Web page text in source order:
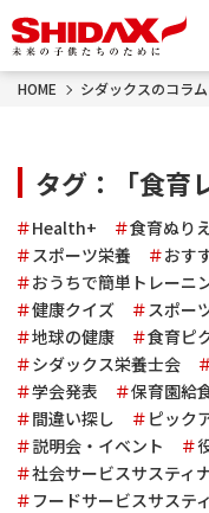
HOME シダックスのコラム
タグ：「食育
Health+ 食育ぬり
スポーツ栄養
おす
おうちで簡単トレーニ
健康クイズ
スポー
地球の健康
食育ピ
シダックス栄養士会
学会発表
保育園給
間違い探し
ピック
説明会・イベント
社会サービスサスティ
フードサービスサステ